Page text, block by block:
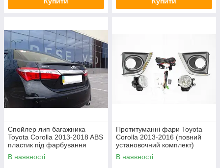
Спойлер лип багажника
Toyota Corolla 2013-2018 ABS
пластик під фарбування
(повний)
В наявності
Протитуманні фари Toyota
Corolla 2013-2016 (повний
установочний комплект)
В наявності